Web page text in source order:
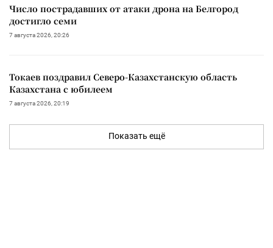
Число пострадавших от атаки дрона на Белгород
достигло семи
7 августа 2026, 20:26
Токаев поздравил Северо-Казахстанскую область
Казахстана с юбилеем
7 августа 2026, 20:19
Показать ещё